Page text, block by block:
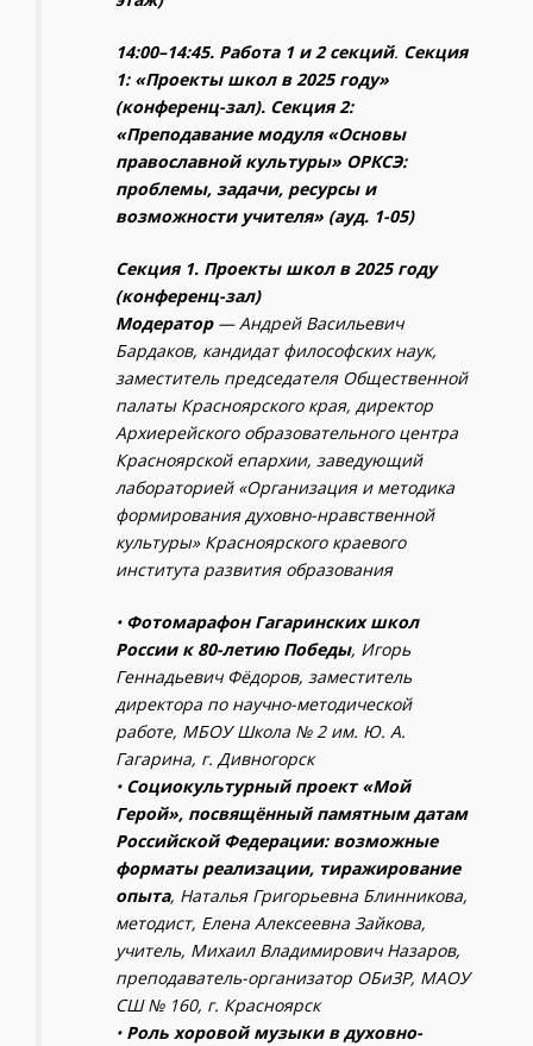
14:00–14:45. Работа 1 и 2 секций. Секция
1: «Проекты школ в 2025 году»
(конференц-зал). Секция 2:
«Преподавание модуля «Основы
православной культуры» ОРКСЭ:
проблемы, задачи, ресурсы и
возможности учителя» (ауд. 1-05)
Секция 1. Проекты школ в 2025 году
(конференц-зал)
Модератор— Андрей Васильевич
Бардаков, кандидат философских наук,
заместитель председателя Общественной
палаты Красноярского края, директор
Архиерейского образовательного центра
Красноярской епархии, заведующий
лабораторией «Организация и методика
формирования духовно-нравственной
культуры» Красноярского краевого
института развития образования
• Фотомарафон Гагаринских школ
России к 80-летию Победы, Игорь
Геннадьевич Фёдоров, заместитель
директора по научно-методической
работе, МБОУ Школа № 2 им. Ю. А.
Гагарина, г. Дивногорск
•Социокультурный проект «Мой
Герой», посвящённый памятным датам
Российской Федерации: возможные
форматы реализации, тиражирование
опыта, Наталья Григорьевна Блинникова,
методист, Елена Алексеевна Зайкова,
учитель, Михаил Владимирович Назаров,
преподаватель-организатор ОБиЗР, МАОУ
СШ № 160, г. Красноярск
• Роль хоровой музыки в духовно-